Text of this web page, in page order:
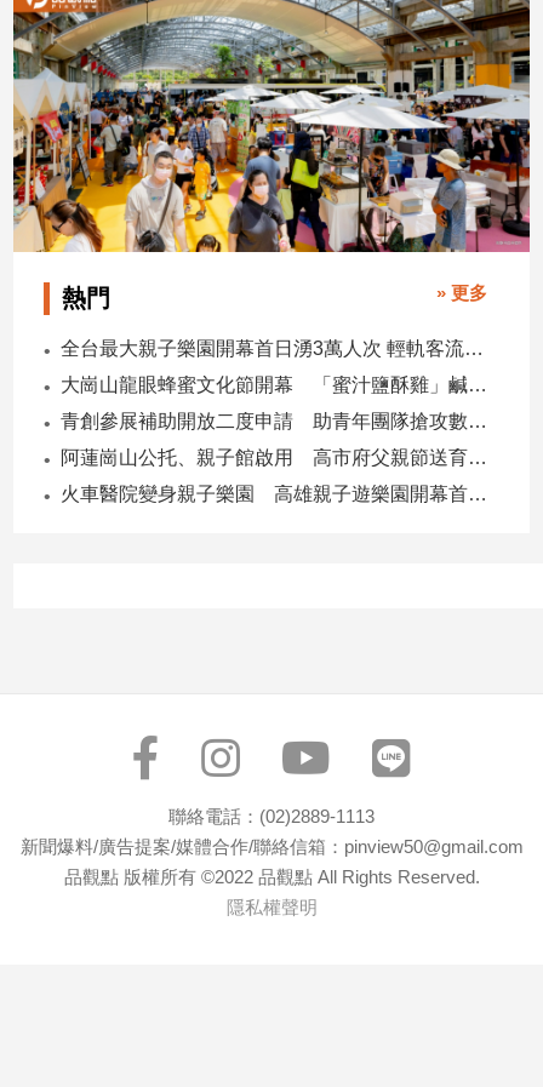
寵
物
Pet
影
音
專
區
作
媒
體
投
熱門 » 更多
全台最大親子樂園開幕首日湧3萬人次 輕軌客流增20倍
大崗山龍眼蜂蜜文化節開幕 「蜜汁鹽酥雞」鹹甜跨界搶話題
青創參展補助開放二度申請 助青年團隊搶攻數位轉型商機
阿蓮崗山公托、親子館啟用 高市府父親節送育兒暖禮
火車醫院變身親子樂園 高雄親子遊樂園開幕首日爆棚
聯絡電話：(02)2889-1113
新聞爆料/廣告提案/媒體合作/聯絡信箱：pinview50@gmail.com
品觀點 版權所有 ©2022 品觀點 All Rights Reserved.
隱私權聲明